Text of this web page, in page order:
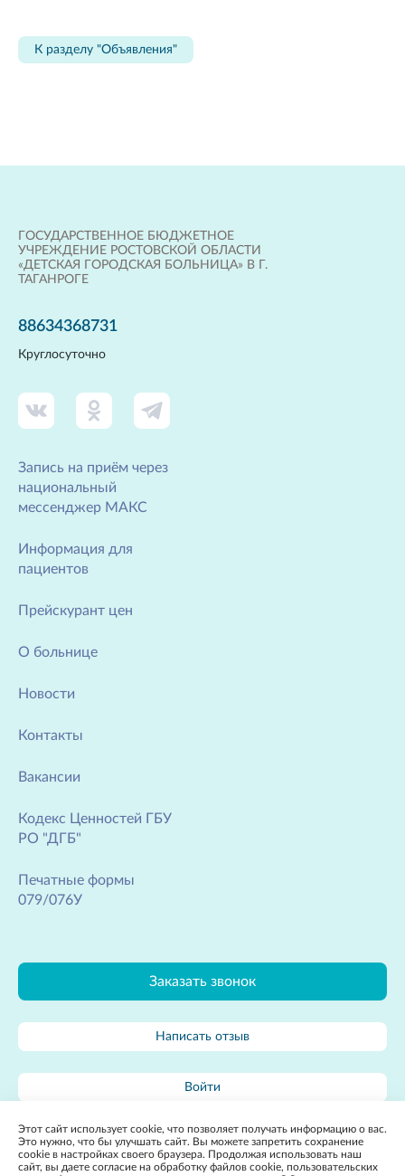
К разделу "Объявления"
ГОСУДАРСТВЕННОЕ БЮДЖЕТНОЕ
УЧРЕЖДЕНИЕ РОСТОВСКОЙ ОБЛАСТИ
«ДЕТСКАЯ ГОРОДСКАЯ БОЛЬНИЦА» В Г.
ТАГАНРОГЕ
88634368731
Круглосуточно
Запись на приём через
национальный
мессенджер МАКС
Информация для
пациентов
Прейскурант цен
О больнице
Новости
Контакты
Вакансии
Кодекс Ценностей ГБУ
РО "ДГБ"
Печатные формы
079/076У
Заказать звонок
Написать отзыв
Войти
Карта сайта
Этот сайт использует cookie, что позволяет получать информацию о вас.
Это нужно, что бы улучшать сайт. Вы можете запретить сохранение
cookie в настройках своего браузера. Продолжая использовать наш
сайт, вы даете согласие на обработку файлов cookie, пользовательских